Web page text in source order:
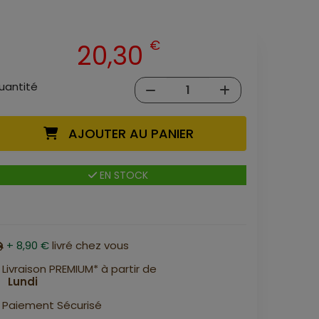
20,30 €
AJOUTER AU PANIER
EN STOCK
+ 8,90 €livré chez vous
Livraison PREMIUM* à partir de
Lundi
Paiement Sécurisé